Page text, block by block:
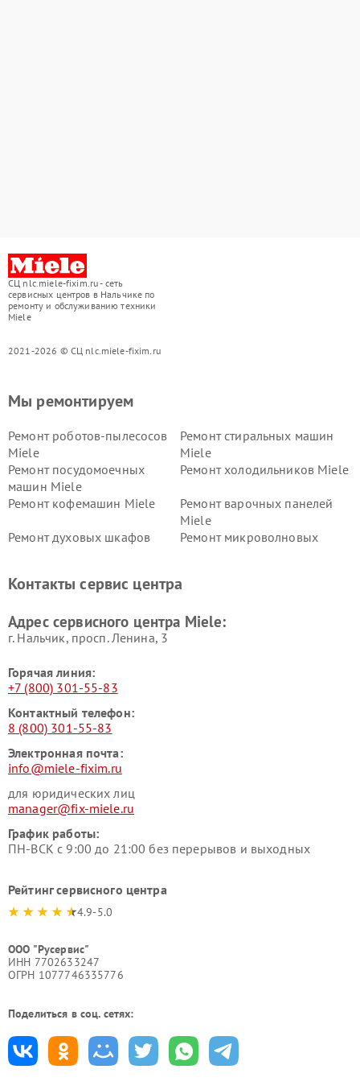
СЦ nlc.miele-fixim.ru - сеть
сервисных центров в Нальчике по
ремонту и обслуживанию техники
Miele
2021-2026 © СЦ nlc.miele-fixim.ru
Мы ремонтируем
Ремонт роботов-пылесосов
Miele
Ремонт стиральных машин
Miele
Ремонт посудомоечных
машин Miele
Ремонт холодильников Miele
Ремонт кофемашин Miele
Ремонт варочных панелей
Miele
Ремонт духовых шкафов
Ремонт микроволновых
Miele
Miele
пылесосов Miele
Контакты сервис центра
Адрес сервисного центра Miele:
г. Нальчик, просп. Ленина, 3
Горячая линия:
+7 (800) 301-55-83
Контактный телефон:
8 (800) 301-55-83
Электронная почта:
info@miele-fixim.ru
для юридических лиц
manager@fix-miele.ru
График работы:
ПН-ВСК с 9:00 до 21:00 без перерывов и выходных
Рейтинг сервисного центра
4.9-5.0
ООО "Русервис"
ИНН 7702633247
ОГРН 1077746335776
Поделиться в соц. сетях: